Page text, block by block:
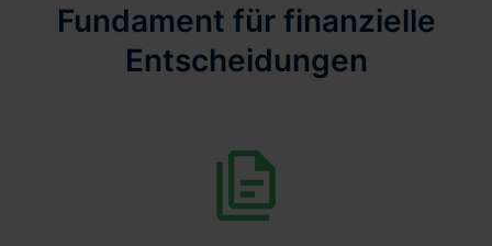
Fundament für finanzielle
Entscheidungen